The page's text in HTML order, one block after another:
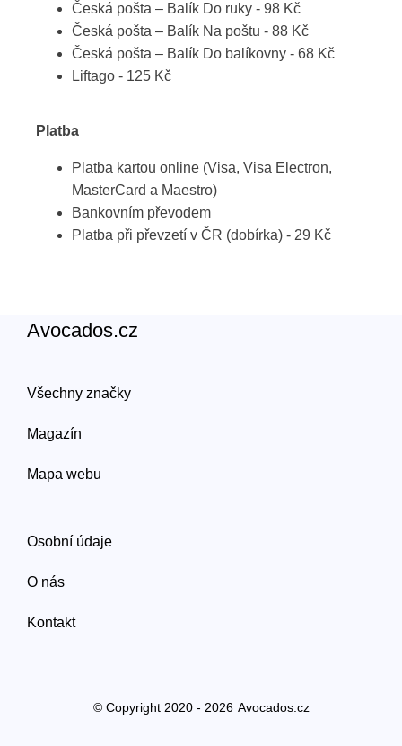
Česká pošta – Balík Do ruky - 98 Kč
Česká pošta – Balík Na poštu - 88 Kč
Česká pošta – Balík Do balíkovny - 68 Kč
Liftago - 125 Kč
Platba
Platba kartou online (Visa, Visa Electron,
MasterCard a Maestro)
Bankovním převodem
Platba při převzetí v ČR (dobírka) - 29 Kč
Avocados.cz
Všechny značky
Magazín
Mapa webu
Osobní údaje
O nás
Kontakt
© Copyright 2020 - 2026 Avocados.cz